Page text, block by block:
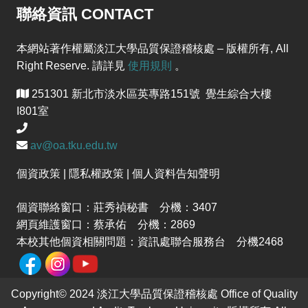
聯絡資訊 CONTACT
本網站著作權屬淡江大學品質保證稽核處 – 版權所有, All
Right Reserve. 請詳見 使用規則 。
251301 新北市淡水區英專路151號 覺生綜合大樓
I801室
av@oa.tku.edu.tw
個資政策 | 隱私權政策 | 個人資料告知聲明
個資聯絡窗口：莊秀禎秘書 分機：3407
網頁維護窗口：蔡承佑 分機：2869
本校其他個資相關問題：資訊處聯合服務台 分機2468
Copyright© 2024 淡江大學品質保證稽核處 Office of Quality